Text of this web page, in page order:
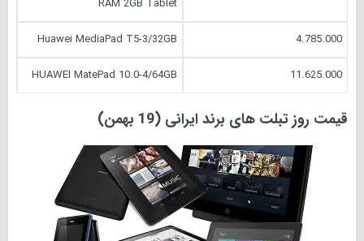
RAM 2GB Tablet
4.785.000
Huawei MediaPad T5-3/32GB
11.625.000
HUAWEI MatePad 10.0-4/64GB
قیمت روز تبلت های برند‌ ایرانی (19 بهمن)